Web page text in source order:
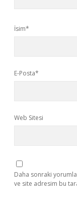
İsim*
E-Posta*
Web Sitesi
Daha sonraki
ve site adresim bu